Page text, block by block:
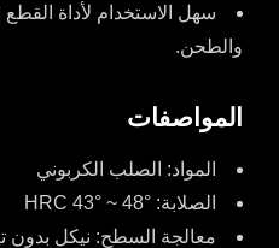
والطحن.
المواصفات
المواد: الصلب الكربوني
الصلابة: HRC 43° ~ 48°
معالجة السطح: نيكل بدون